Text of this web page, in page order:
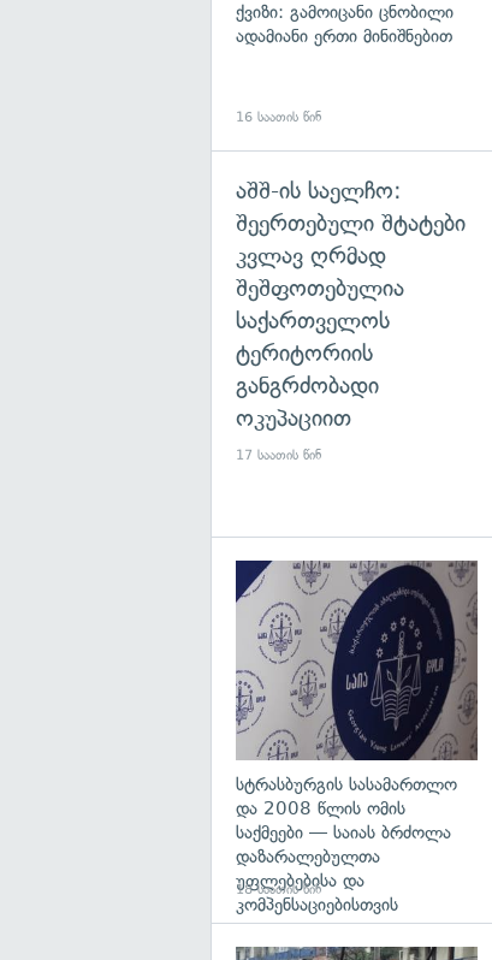
ქვიზი: გამოიცანი ცნობილი
ადამიანი ერთი მინიშნებით
16 საათის წინ
აშშ-ის საელჩო:
შეერთებული შტატები
კვლავ ღრმად
შეშფოთებულია
საქართველოს
ტერიტორიის
განგრძობადი
ოკუპაციით
17 საათის წინ
სტრასბურგის სასამართლო
და 2008 წლის ომის
საქმეები — საიას ბრძოლა
დაზარალებულთა
უფლებებისა და
კომპენსაციებისთვის
18 საათის წინ